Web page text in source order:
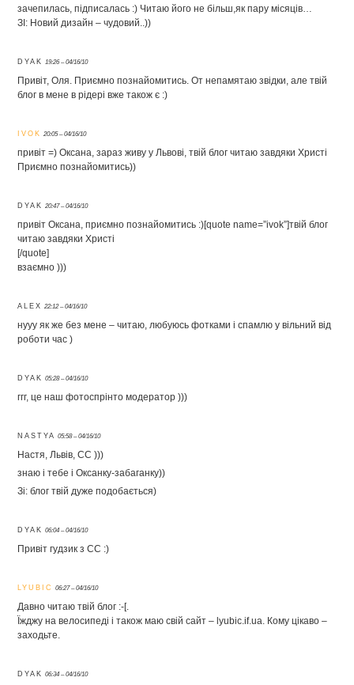
зачепилась, підписалась :) Читаю його не більш,як пару місяців…
ЗІ: Новий дизайн – чудовий..))
DYAK 19:26 – 04/16/10
Привіт, Оля. Приємно познайомитись. От непамятаю звідки, але твій
блог в мене в рідері вже також є :)
IVOK 20:05 – 04/16/10
привіт =) Оксана, зараз живу у Львові, твій блог читаю завдяки Христі
Приємно познайомитись))
DYAK 20:47 – 04/16/10
привіт Оксана, приємно познайомитись :)[quote name=”ivok”]твій блог
читаю завдяки Христі
[/quote]
взаємно )))
ALEX 22:12 – 04/16/10
нууу як же без мене – читаю, любуюсь фотками і спамлю у вільний від
роботи час )
DYAK 05:28 – 04/16/10
ггг, це наш фотоспрінто модератор )))
NASTYA 05:58 – 04/16/10
Настя, Львів, СС )))
знаю і тебе і Оксанку-забаганку))
Зі: блог твій дуже подобається)
DYAK 06:04 – 04/16/10
Привіт гудзик з СС :)
LYUBIC 06:27 – 04/16/10
Давно читаю твій блог :-[.
Їжджу на велосипеді і також маю свій сайт – lyubic.if.ua. Кому цікаво –
заходьте.
DYAK 06:34 – 04/16/10